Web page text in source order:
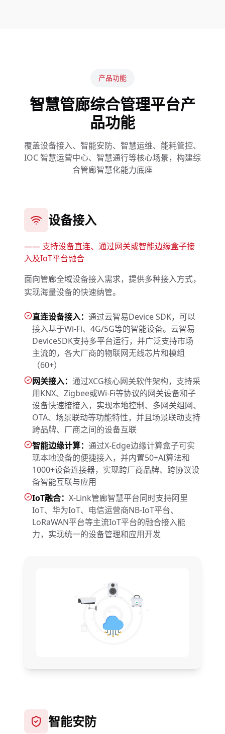
产品功能
智慧管廊综合管理平台产
品功能
覆盖设备接入、智能安防、智慧运维、能耗管控、
IOC 智慧运营中心、智慧通行等核心场景，构建综
合管廊智慧化能力底座
设备接入
—— 支持设备直连、通过网关或智能边缘盒子接
入及IoT平台融合
面向管廊全域设备接入需求，提供多种接入方式，
实现海量设备的快速纳管。
直连设备接入： 通过云智易Device SDK，可以
接入基于Wi-Fi、4G/5G等的智能设备。云智易
DeviceSDK支持多平台运行，并广泛支持市场
主流的，各大厂商的物联网无线芯片和模组
（60+）
网关接入： 通过XCG核心网关软件架构，支持采
用KNX、Zigbee或Wi-Fi等协议的网关设备和子
设备快速接接入，实现本地控制、多网关组网、
OTA、场景联动等功能特性，并且场景联动支持
跨品牌、厂商之间的设备互联
智能边缘计算： 通过X-Edge边缘计算盒子可实
现本地设备的便捷接入，并内置50+AI算法和
1000+设备连接器，实现跨厂商品牌、跨协议设
备智能互联与应用
IoT融合： X-Link管廊智慧平台同时支持阿里
IoT、华为IoT、电信运营商NB-IoT平台、
LoRaWAN平台等主流IoT平台的融合接入能
力，实现统一的设备管理和应用开发
智能安防